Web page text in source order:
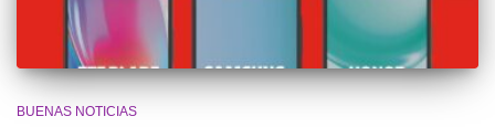
BUENAS NOTICIAS